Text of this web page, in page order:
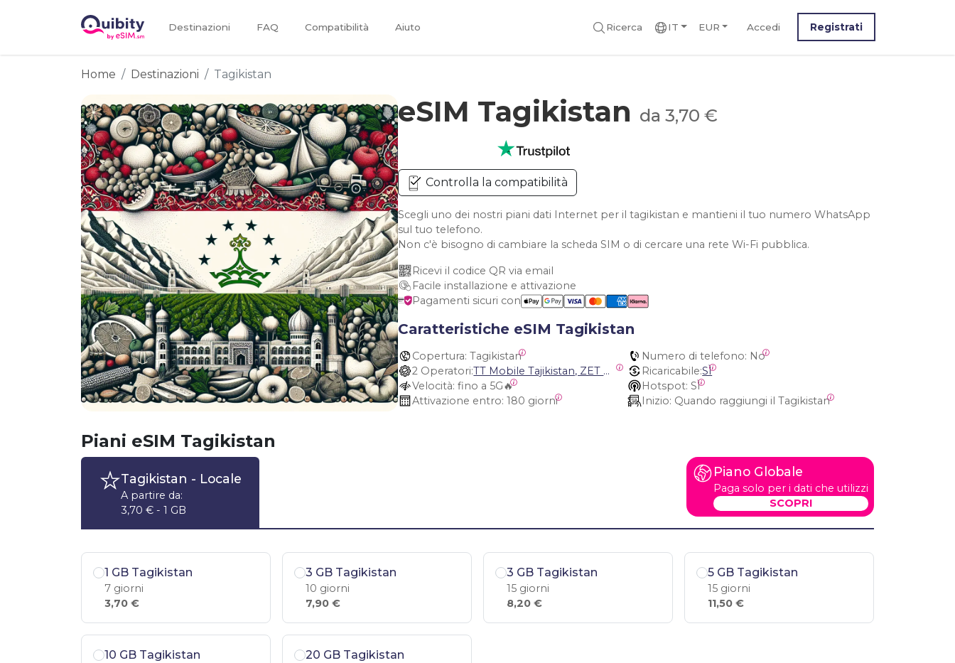
Destinazioni FAQ Compatibilità Aiuto Ricerca IT EUR Accedi Registrati
Home Destinazioni Tagikistan
eSIM Tagikistan da 3,70 €
Controlla la compatibilità
Scegli uno dei nostri piani dati Internet per il tagikistan e mantieni il tuo numero WhatsApp
sul tuo telefono.
Non c'è bisogno di cambiare la scheda SIM o di cercare una rete Wi-Fi pubblica.
Ricevi il codice QR via email
Facile installazione e attivazione
Pagamenti sicuri con
Caratteristiche eSIM Tagikistan
Copertura: Tagikistan Numero di telefono: No
2 Operatori:
TT Mobile Tajikistan, ZET Mobile Tajikistan Ricaricabile:SÌ
Velocità: fino a 5G🔥 Hotspot: SÌ
Attivazione entro: 180 giorni Inizio: Quando raggiungi il Tagikistan
Piani eSIM Tagikistan
Tagikistan - Locale
A partire da:
3,70 € - 1 GB
Piano Globale
Paga solo per i dati che utilizzi
SCOPRI
1 GB Tagikistan
7 giorni
3,70 €
3 GB Tagikistan
10 giorni
7,90 €
3 GB Tagikistan
15 giorni
8,20 €
5 GB Tagikistan
15 giorni
11,50 €
10 GB Tagikistan 20 GB Tagikistan